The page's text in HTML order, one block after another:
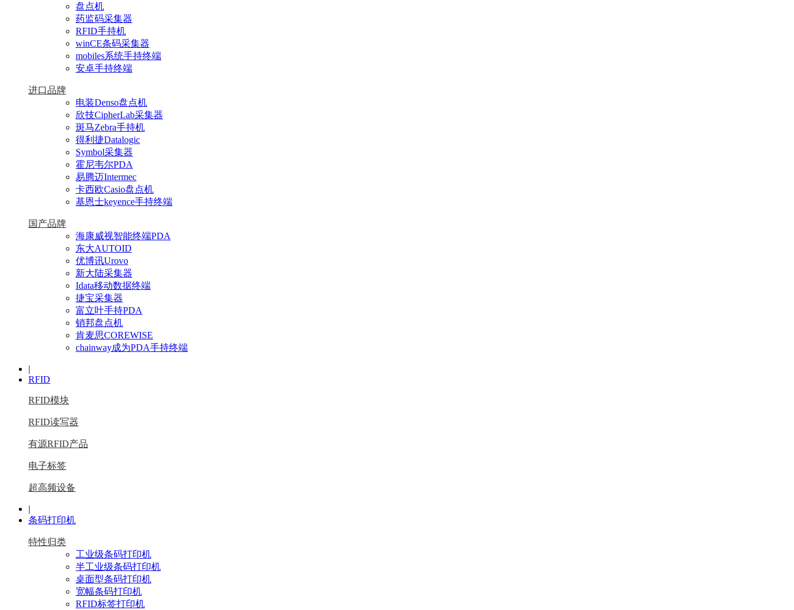
盘点机
药监码采集器
RFID手持机
winCE条码采集器
mobiles系统手持终端
安卓手持终端
进口品牌
电装Denso盘点机
欣技CipherLab采集器
斑马Zebra手持机
得利捷Datalogic
Symbol采集器
霍尼韦尔PDA
易腾迈Intermec
卡西欧Casio盘点机
基恩士keyence手持终端
国产品牌
海康威视智能终端PDA
东大AUTOID
优博讯Urovo
新大陆采集器
Idata移动数据终端
捷宝采集器
富立叶手持PDA
销邦盘点机
肯麦思COREWISE
chainway成为PDA手持终端
|
RFID
RFID模块
RFID读写器
有源RFID产品
电子标签
超高频设备
|
条码打印机
特性归类
工业级条码打印机
半工业级条码打印机
桌面型条码打印机
宽幅条码打印机
RFID标签打印机